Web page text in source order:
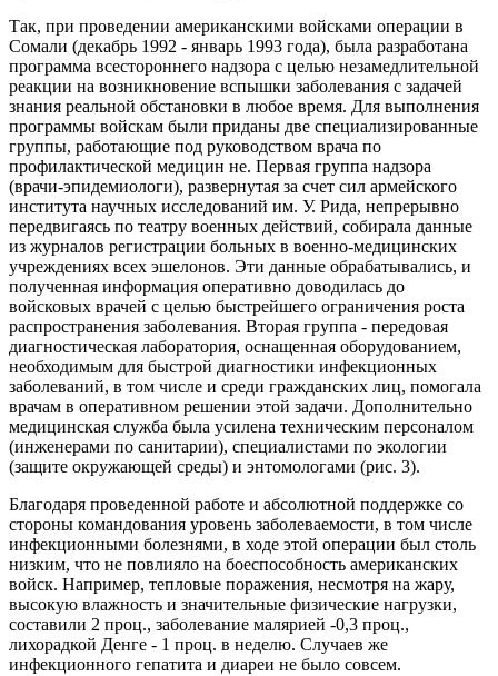
Так, при проведении американскими войсками операции в
Сомали (декабрь 1992 - январь 1993 года), была разработана
программа всестороннего надзора с целью незамедлительной
реакции на возникновение вспышки заболевания с задачей
знания реальной обстановки в любое время. Для выполнения
программы войскам были приданы две специализированные
группы, работающие под руководством врача по
профилактической медицин не. Первая группа надзора
(врачи-эпидемиологи), развернутая за счет сил армейского
института научных исследований им. У. Рида, непрерывно
передвигаясь по театру военных действий, собирала данные
из журналов регистрации больных в военно-медицинских
учреждениях всех эшелонов. Эти данные обрабатывались, и
полученная информация оперативно доводилась до
войсковых врачей с целью быстрейшего ограничения роста
распространения заболевания. Вторая группа - передовая
диагностическая лаборатория, оснащенная оборудованием,
необходимым для быстрой диагностики инфекционных
заболеваний, в том числе и среди гражданских лиц, помогала
врачам в оперативном решении этой задачи. Дополнительно
медицинская служба была усилена техническим персоналом
(инженерами по санитарии), специалистами по экологии
(защите окружающей среды) и энтомологами (рис. 3).
Благодаря проведенной работе и абсолютной поддержке со
стороны командования уровень заболеваемости, в том числе
инфекционными болезнями, в ходе этой операции был столь
низким, что не повлияло на боеспособность американских
войск. Например, тепловые поражения, несмотря на жару,
высокую влажность и значительные физические нагрузки,
составили 2 проц., заболевание малярией -0,3 проц.,
лихорадкой Денге - 1 проц. в неделю. Случаев же
инфекционного гепатита и диареи не было совсем.